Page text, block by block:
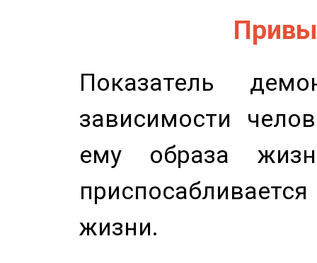
Показатель
зависимости
ему образа
жизни.